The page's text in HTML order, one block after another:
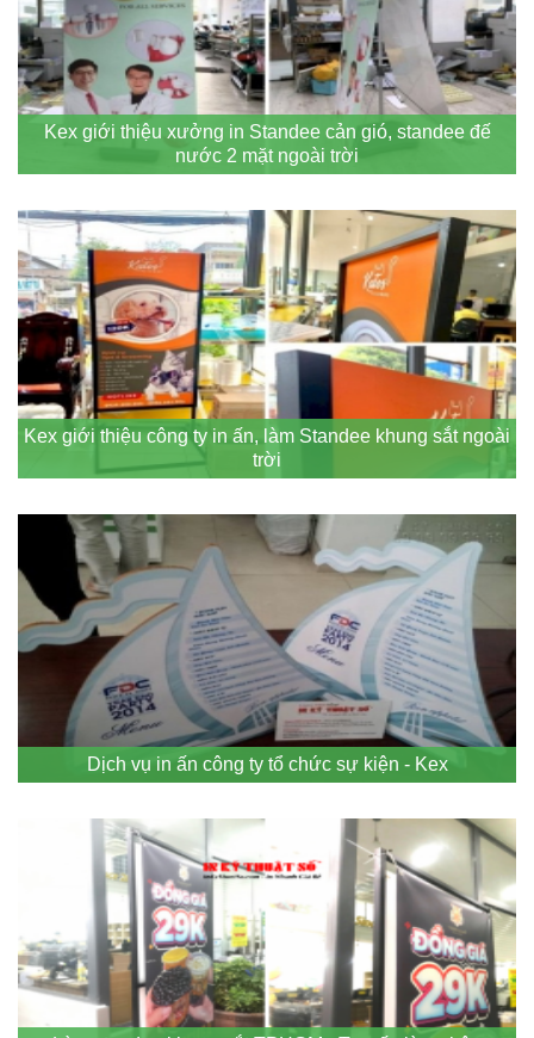
Kex giới thiệu xưởng in Standee cản gió, standee đế
nước 2 mặt ngoài trời
Kex giới thiệu công ty in ấn, làm Standee khung sắt ngoài
trời
Dịch vụ in ấn công ty tổ chức sự kiện - Kex